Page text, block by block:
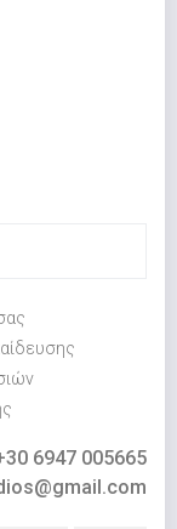
6947 005665